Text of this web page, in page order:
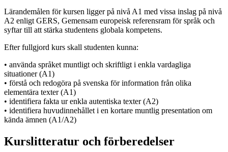
Lärandemålen för kursen ligger på nivå A1 med vissa inslag på nivå
A2 enligt GERS, Gemensam europeisk referensram för språk och
syftar till att stärka studentens globala kompetens.
Efter fullgjord kurs skall studenten kunna:
• använda språket muntligt och skriftligt i enkla vardagliga
situationer (A1)
• förstå och redogöra på svenska för information från olika
elementära texter (A1)
• identifiera fakta ur enkla autentiska texter (A2)
• identifiera huvudinnehållet i en kortare muntlig presentation om
kända ämnen (A1/A2)
Kurslitteratur och förberedelser